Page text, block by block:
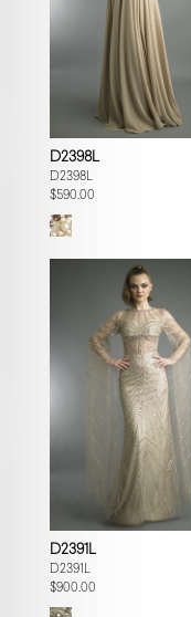
D2398L
D2398L
$590.00
D2391L
D2391L
$900.00